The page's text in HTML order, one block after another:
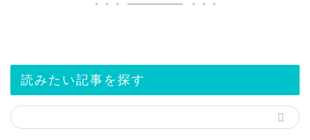
読みたい記事を探す